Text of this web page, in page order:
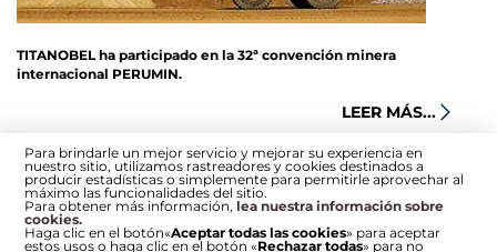
Para brindarle un mejor servicio y mejorar su experiencia en
nuestro sitio, utilizamos rastreadores y cookies destinados a
producir estadísticas o simplemente para permitirle aprovechar al
máximo las funcionalidades del sitio.
Para obtener más información, lea nuestra información sobre
cookies.
Haga clic en el botón«Aceptar todas las cookies» para aceptar
estos usos o haga clic en el botón «Rechazar todas» para no
TITANOBEL ha participado en la 32ª convención minera
internacional PERUMIN.
LEER MÁS...